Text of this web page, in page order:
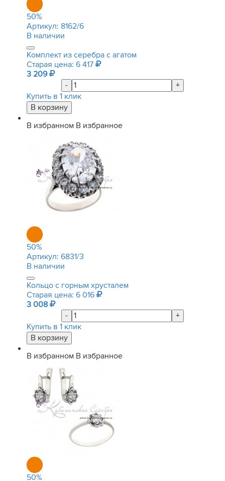
50%
Артикул: 8162/6
В наличии
Комплект из серебра с агатом
Старая цена: 6 417
3 209
-
+
Купить в 1 клик
В избранном В избранное
50%
Артикул: 6831/3
В наличии
Кольцо с горным хрусталем
Старая цена: 6 016
3 008
-
+
Купить в 1 клик
В избранном В избранное
50%